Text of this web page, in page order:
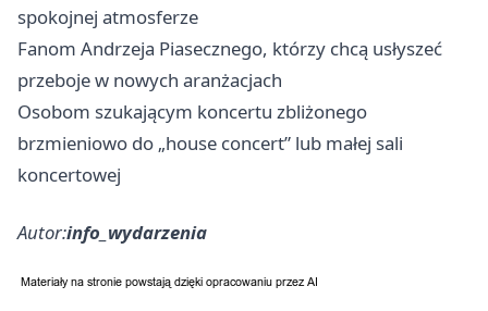
spokojnej atmosferze
Fanom Andrzeja Piasecznego, którzy chcą usłyszeć
przeboje w nowych aranżacjach
Osobom szukającym koncertu zbliżonego
brzmieniowo do „house concert” lub małej sali
koncertowej
Autor:info_wydarzenia